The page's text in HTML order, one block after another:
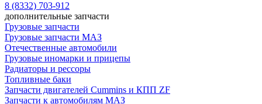
8 (8332) 703-912
дополнительные запчасти
Грузовые запчасти
Грузовые запчасти МАЗ
Отечественные автомобили
Грузовые иномарки и прицепы
Радиаторы и рессоры
Топливные баки
Запчасти двигателей Cummins и КПП ZF
Запчасти к автомобилям МАЗ